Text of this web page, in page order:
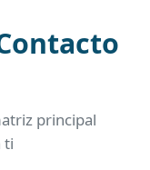
principal
ti